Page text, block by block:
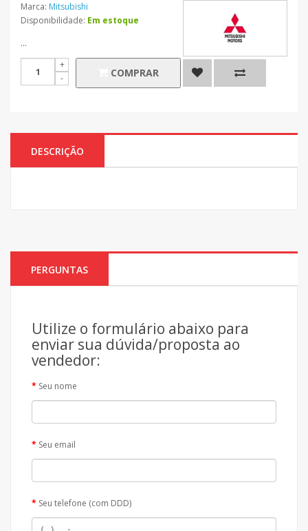
Marca: Mitsubishi
Disponibilidade: Em estoque
...
COMPRAR
DESCRIÇÃO
PERGUNTAS
Utilize o formulário abaixo para
enviar sua dúvida/proposta ao
vendedor:
Seu nome
Seu email
Seu telefone (com DDD)